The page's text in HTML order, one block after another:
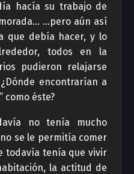
hacía su trabajo de
…pero aún así
que debía hacer, y lo
todos en la
pudieron relajarse
encontrarían a
como éste?
no tenía mucho
se le permitía comer
todavía tenía que vivir
la actitud de